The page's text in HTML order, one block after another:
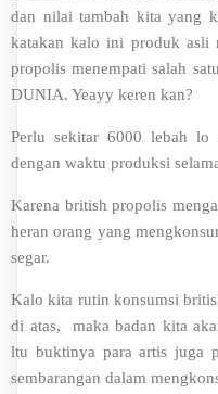
dan nilai tambah kita yang
katakan kalo ini produk asli
propolis menempati salah
DUNIA. Yeayy keren kan?
Perlu sekitar 6000 lebah lo
dengan waktu produksi
Karena british propolis
heran orang yang
segar.
Kalo kita rutin konsumsi
di atas, maka badan kita
ltu buktinya para artis juga
sembarangan dalam